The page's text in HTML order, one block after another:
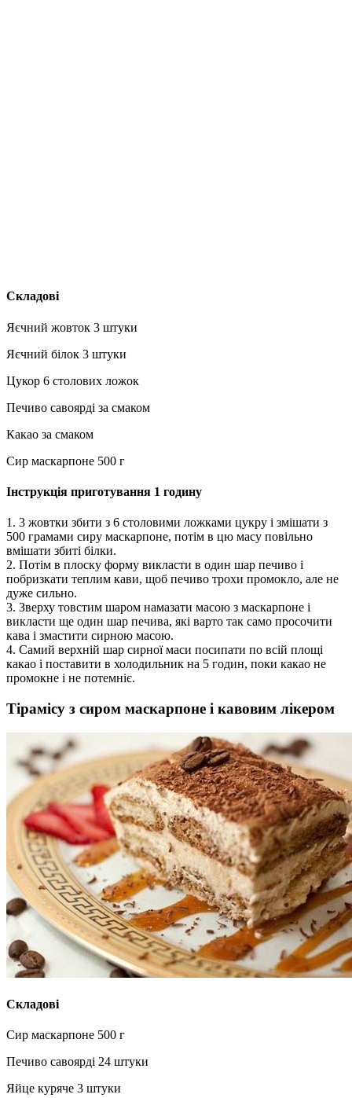
Складові
Яєчний жовток 3 штуки
Яєчний білок 3 штуки
Цукор 6 столових ложок
Печиво савоярді за смаком
Какао за смаком
Сир маскарпоне 500 г
Інструкція приготування 1 годину
1. 3 жовтки збити з 6 столовими ложками цукру і змішати з
500 грамами сиру маскарпоне, потім в цю масу повільно
вмішати збиті білки.
2. Потім в плоску форму викласти в один шар печиво і
побризкати теплим кави, щоб печиво трохи промокло, але не
дуже сильно.
3. Зверху товстим шаром намазати масою з маскарпоне і
викласти ще один шар печива, які варто так само просочити
кава і змастити сирною масою.
4. Самий верхній шар сирної маси посипати по всій площі
какао і поставити в холодильник на 5 годин, поки какао не
промокне і не потемніє.
Тірамісу з сиром маскарпоне і кавовим лікером
Складові
Сир маскарпоне 500 г
Печиво савоярді 24 штуки
Яйце куряче 3 штуки